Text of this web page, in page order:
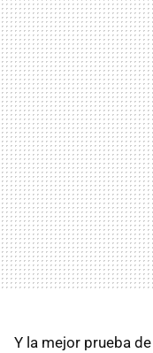
Y la mejor prueba